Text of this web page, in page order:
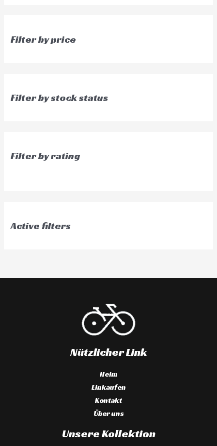
Filter by price
Filter by stock status
Filter by rating
Active filters
Nützlicher Link
Heim
Einkaufen
Kontakt
Über uns
Unsere Kollektion